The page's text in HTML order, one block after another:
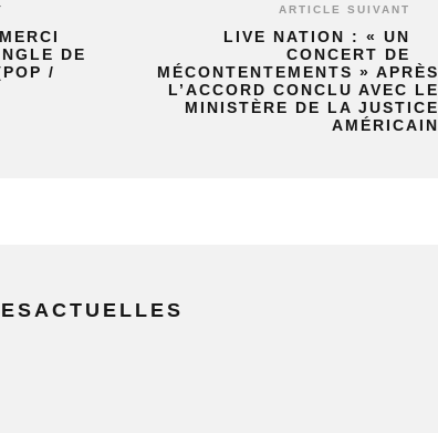
DE
/
ARTICLE SUIVANT
LIVE NATION : « UN
CONCERT DE
MÉCONTENTEMENTS » APRÈS
L’ACCORD CONCLU AVEC LE
MINISTÈRE DE LA JUSTICE
AMÉRICAIN